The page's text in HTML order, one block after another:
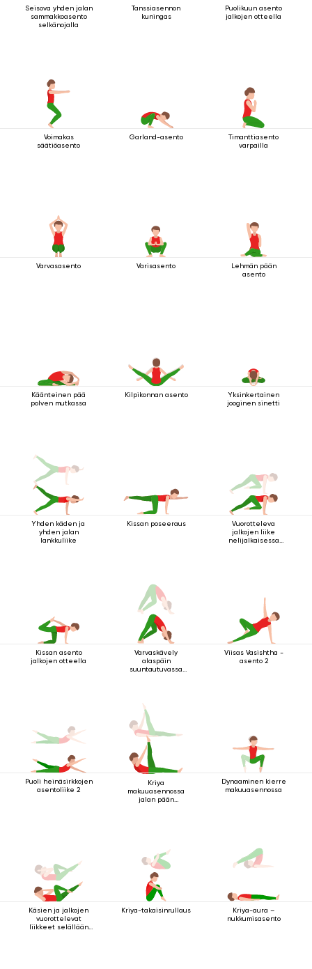
Seisova yhden jalan
sammakkoasento
selkänojalla
Tanssiasennon
kuningas
Puolikuun asento
jalkojen otteella
Voimakas
säätiöasento
Garland-asento
Timanttiasento
varpailla
Varvasasento Varisasento
Lehmän pään
asento
Käänteinen pää
polven mutkassa
Kilpikonnan asento
Yksinkertainen
jooginen sinetti
Yhden käden ja
yhden jalan
lankkuliike
Kissan poseeraus
Vuorotteleva
jalkojen liike
nelijalkaisessa
Kissan asento
jalkojen otteella
Varvaskävely
alaspäin
suuntautuvassa
Viisas Vasishtha -
asento 2
Puoli heinäsirkkojen
asentoliike 2
Kriya
makuuasennossa
jalan pään
Dynaaminen kierre
makuuasennossa
Käsien ja jalkojen
vuorottelevat
liikkeet selällään
Kriya-takaisinrullaus
Kriya-aura –
nukkumisasento